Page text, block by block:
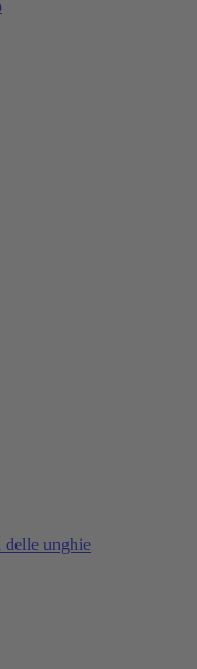
delle unghie